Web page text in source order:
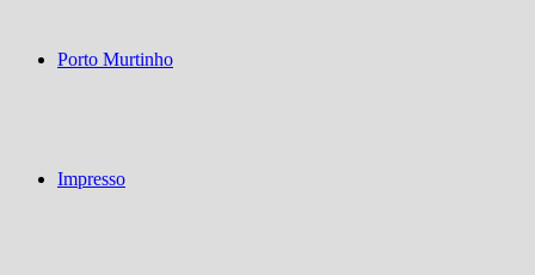
Porto Murtinho
Impresso